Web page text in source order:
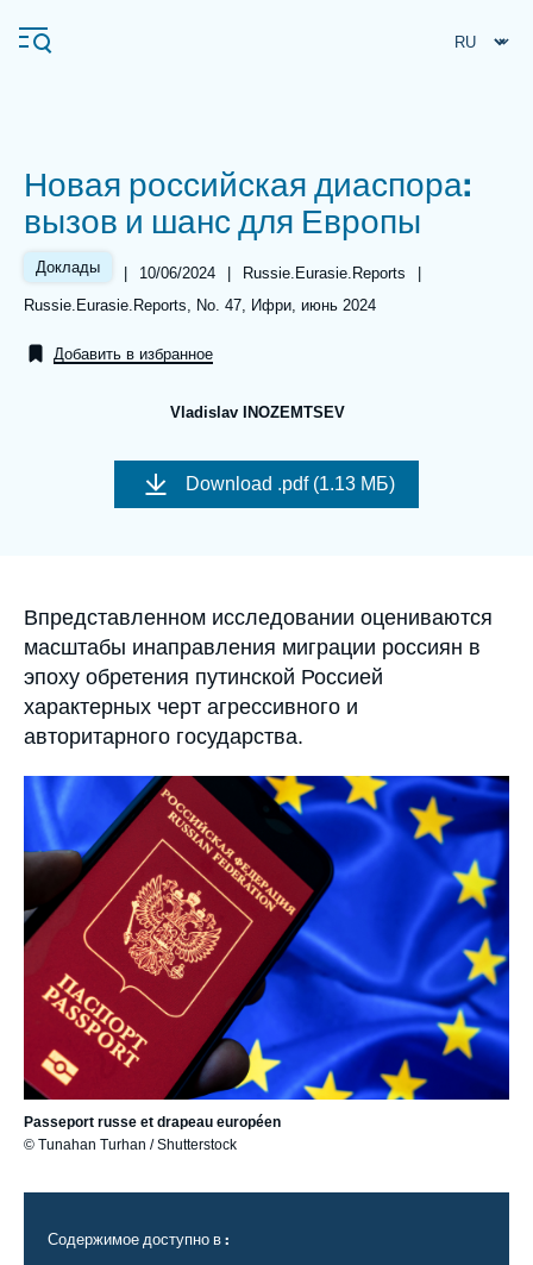
основному
principale
Ifri
Анализы
Новая российская диаспора:
вызов и шанс для Европы
Доклады |
Date
de
publication
10/06/2024 |
Référence
taxonomie
collections
Russie.Eurasie.Reports
|
Références
Russie.Eurasie.Reports, No. 47, Ифри, июнь 2024
Добавить в избранное
Vladislav INOZEMTSEV
couverture
Download .pdf (1.13 МБ)
Accroche
Впредставленном исследовании оцениваются
масштабы инаправления миграции россиян в
эпоху обретения путинской Россией
характерных черт агрессивного и
авторитарного государства.
Image
principale
Passeport russe et drapeau européen
© Tunahan Turhan / Shutterstock
Содержимое доступно в :